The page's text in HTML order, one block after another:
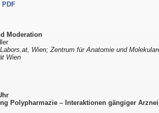
PDF
Moderation
Wien; Zentrum für Anatomie und
Wien
Polypharmazie – Interaktionen gängiger